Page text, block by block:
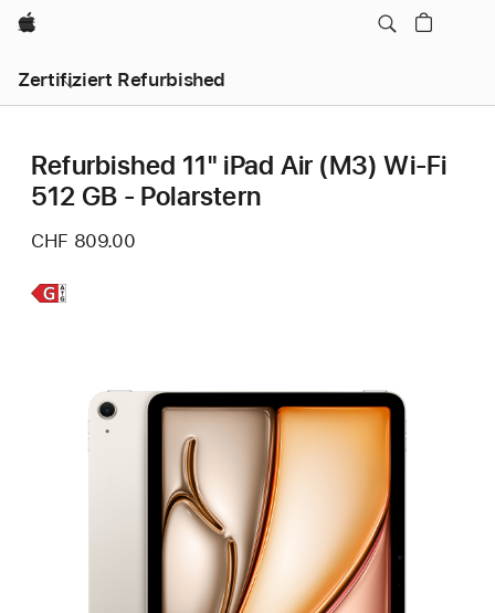
Apple
Zertifiziert Refurbished
Refurbished 11" iPad Air (M3) Wi‑Fi
512 GB - Polarstern
CHF 809.00
Weitere